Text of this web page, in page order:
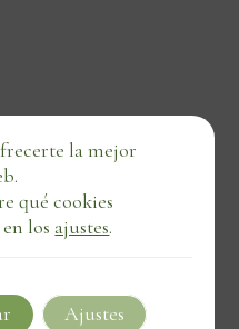
la mejor
qué cookies
los ajustes.
Ajustes